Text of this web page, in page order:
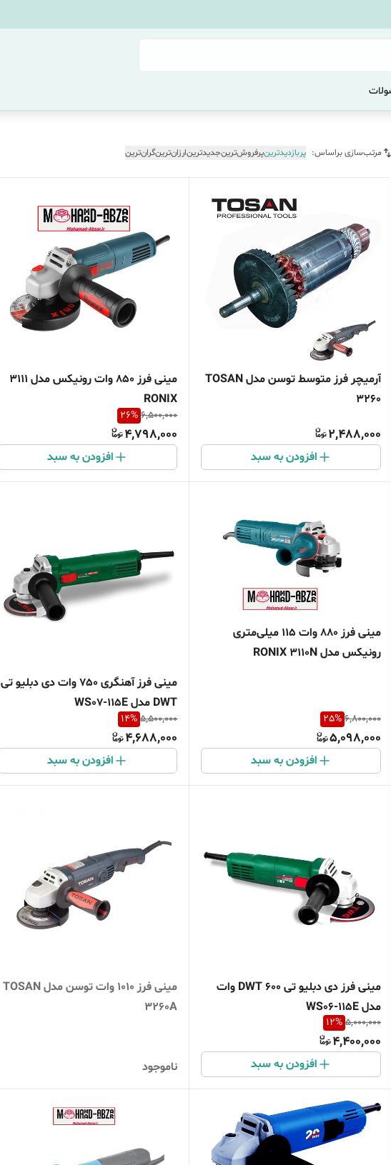
مرتب‌سازی براساس: پربازدیدترینپرفروش‌ترینجدیدترینارزان‌ترینگران‌ترین
آرمیچر فرز متوسط توسن مدل TOSAN
3260
2,488,000
افزودن به سبد
مینی فرز 850 وات رونیکس مدل 3111
RONIX
6,500,000
26%
4,798,000
افزودن به سبد
مینی فرز 880 وات 115 میلی‌متری
رونیکس مدل RONIX 3110N
6,800,000
25%
5,098,000
افزودن به سبد
مینی فرز آهنگری 750 وات دی دبلیو تی
DWT مدل WS07-115E
5,500,000
14%
4,688,000
افزودن به سبد
مینی فرز دی دبلیو تی DWT 600 وات
مدل WS06-115E
5,000,000
12%
4,400,000
افزودن به سبد
مینی فرز 1010 وات توسن مدل TOSAN
۳۲۶۰A
ناموجود